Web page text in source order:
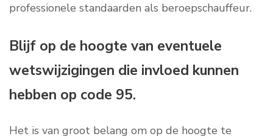
professionele standaarden als beroepschauffeur.
Blijf op de hoogte van eventuele
wetswijzigingen die invloed kunnen
hebben op code 95.
Het is van groot belang om op de hoogte te